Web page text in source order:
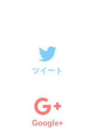
ツイート
Google+